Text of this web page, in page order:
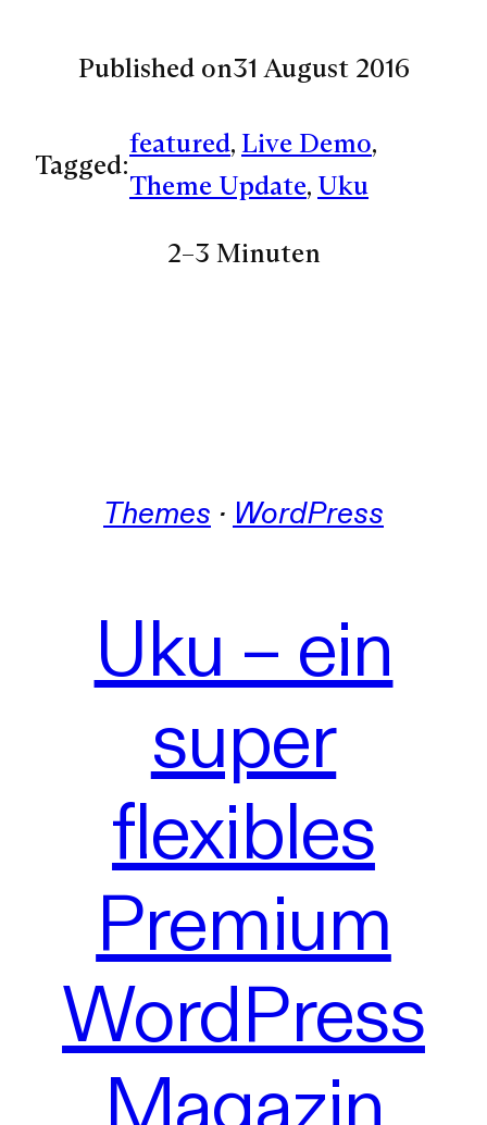
Published on31 August 2016
Tagged:
featured, Live Demo
Theme Update, Uku
2–3 Minuten
Themes · WordPress
Uku – ein
super
flexibles
Premium
WordPress
Magazin